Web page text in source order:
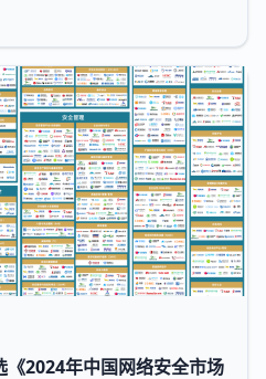
络安全百强榜”等核心内容，
、业务与应用安全、信创产
2024年中国网络安全市场